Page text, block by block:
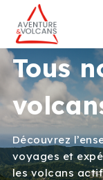
Tous
Découvrez
voyages et
les volcans